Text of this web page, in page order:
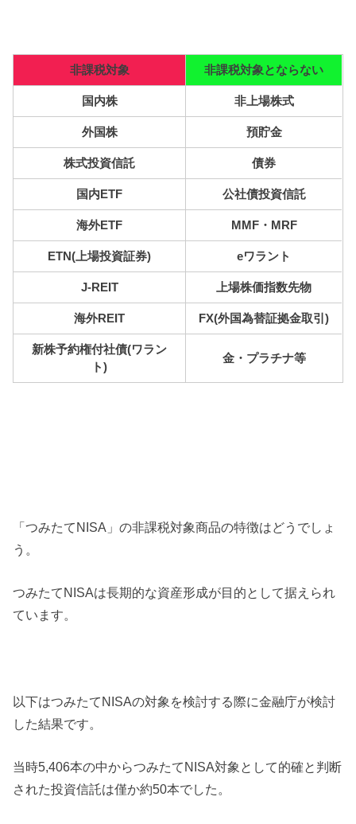
非課税対象 非課税対象とならない
国内株 非上場株式
外国株 預貯金
株式投資信託 債券
国内ETF 公社債投資信託
海外ETF MMF・MRF
ETN(上場投資証券) eワラント
J-REIT 上場株価指数先物
海外REIT FX(外国為替証拠金取引)
新株予約権付社債(ワラン
ト)
金・プラチナ等
「つみたてNISA」の非課税対象商品の特徴はどうでしょ
う。
つみたてNISAは長期的な資産形成が目的として据えられ
ています。
以下はつみたてNISAの対象を検討する際に金融庁が検討
した結果です。
当時5,406本の中からつみたてNISA対象として的確と判断
された投資信託は僅か約50本でした。